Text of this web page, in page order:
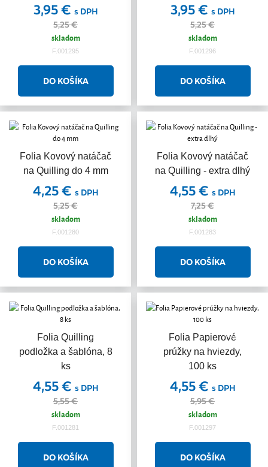
3,95 € s DPH
5,25 €
skladom
F.001295
3,95 € s DPH
5,25 €
skladom
F.001296
Folia Kovový natáčač
na Quilling do 4 mm
Akcia
4,25 € s DPH
5,25 €
skladom
F.001280
Folia Kovový natáčač
na Quilling - extra dlhý
Akcia
4,55 € s DPH
7,25 €
skladom
F.001283
Folia Quilling
podložka a šablóna, 8
ks
Akcia
4,55 € s DPH
5,55 €
skladom
F.001281
Folia Papierové
prúžky na hviezdy,
100 ks
Akcia
4,55 € s DPH
5,95 €
skladom
F.001297